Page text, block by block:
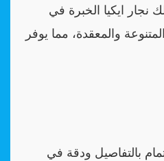
ايكيا الخبرة في
والمعقدة، مما يوفر
بالتفاصيل ودقة في